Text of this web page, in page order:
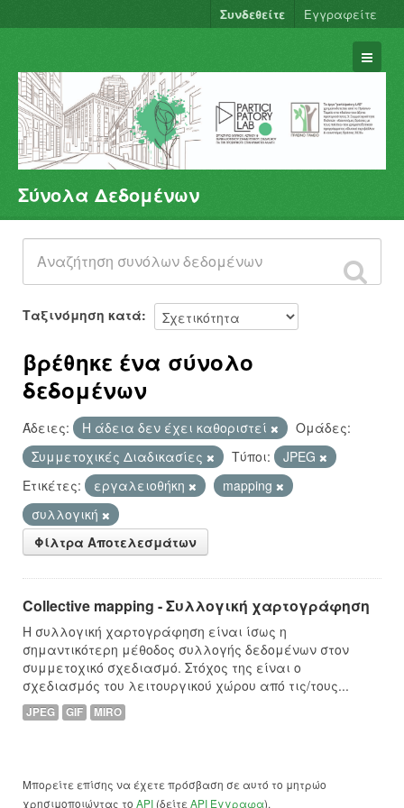
Συνδεθείτε Εγγραφείτε
Σύνολα Δεδομένων
Φορείς
Ομάδες
Σχετικά
Σύνολα Δεδομένων
Ταξινόμηση κατά
βρέθηκε ένα σύνολο
δεδομένων
Άδειες: Η άδεια δεν έχει καθοριστεί
Ομάδες:
Συμμετοχικές Διαδικασίες
Τύποι:
JPEG
Ετικέτες:
εργαλειοθήκη
mapping
συλλογική
Φίλτρα Αποτελεσμάτων
Collective mapping - Συλλογική χαρτογράφηση
Η συλλογική χαρτογράφηση είναι ίσως η
σημαντικότερη μέθοδος συλλογής δεδομένων στον
συμμετοχικό σχεδιασμό. Στόχος της είναι ο
σχεδιασμός του λειτουργικού χώρου από τις/τους...
JPEG GIF MIRO
Μπορείτε επίσης να έχετε πρόσβαση σε αυτό το μητρώο
χρησιμοποιώντας το API (δείτε API Έγγραφα).